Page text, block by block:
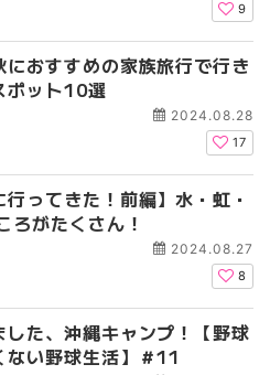
9
におすすめの家族旅行で行き
ポット10選
2024.08.28
17
行ってきた！前編】水・虹・
ろがたくさん！
2024.08.27
8
した、沖縄キャンプ！【野球
ない野球生活】＃11